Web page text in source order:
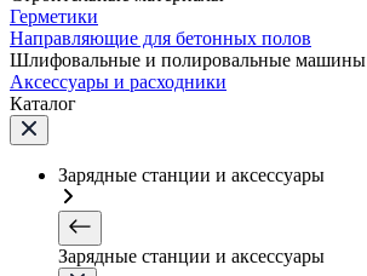
Герметики
Направляющие для бетонных полов
Шлифовальные и полировальные машины
Аксессуары и расходники
Каталог
Зарядные станции и аксессуары
Зарядные станции и аксессуары